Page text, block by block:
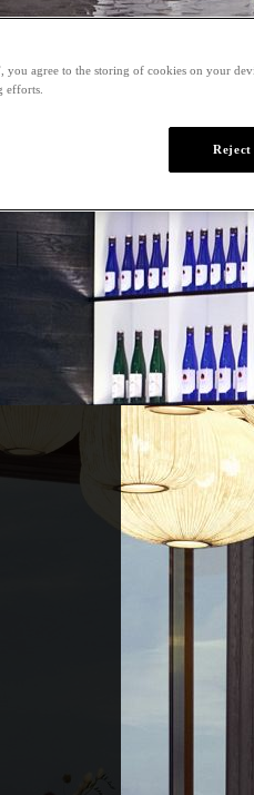
una nit perfecta a la
Família, aquest íntim bar
vins i licors premium.
agree to the storing of cookies on your
efforts.